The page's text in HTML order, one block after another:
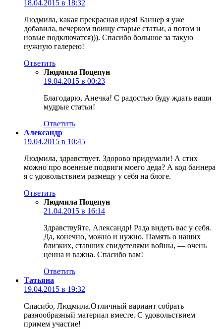
18.04.2015 в 18:32
Людмила, какая прекрасная идея! Баннер я уже
добавила, вечерком поищу старые статьи, а потом и
новые подключатся))). Спасибо большое за такую
нужную галерею!
Ответить
Людмила Поцепун
19.04.2015 в 00:23
Благодарю, Анечка! С радостью буду ждать ваши
мудрые статьи!
Ответить
Александр
19.04.2015 в 10:45
Людмила, здравствует. Здорово придумали! А стих
можно про военные подвиги моего деда? А код баннера
я с удовольствием размещу у себя на блоге.
Ответить
Людмила Поцепун
21.04.2015 в 16:14
Здравствуйте, Александр! Рада видеть вас у себя.
Да, конечно, можно и нужно. Память о наших
близких, ставших свидетелями войны, — очень
ценна и важна. Спасибо вам!
Ответить
Татьяна
19.04.2015 в 19:32
Спасибо, Людмила.Отличный вариант собрать
разнообразный материал вместе. С удовольствием
примем участие!